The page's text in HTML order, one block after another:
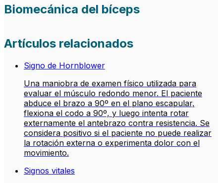
Biomecánica del bíceps
Artículos relacionados
Signo de Hornblower
Una maniobra de examen físico utilizada para
evaluar el músculo redondo menor. El paciente
abduce el brazo a 90º en el plano escapular,
flexiona el codo a 90º, y luego intenta rotar
externamente el antebrazo contra resistencia. Se
considera positivo si el paciente no puede realizar
la rotación externa o experimenta dolor con el
movimiento.
Signos vitales